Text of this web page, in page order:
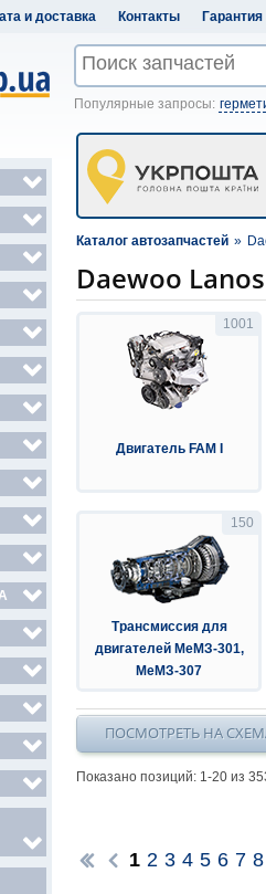
и доставка Контакты Гарантия
Популярные запросы:
Каталог автозапчастей »
Daewoo Lanos
1001
Двигатель FAM I
150
Трансмиссия для
двигателей МеМЗ-301,
МеМЗ-307
ПОСМОТРЕТЬ НА
Показано позиций: 1-20 из
1 2 3 4 5 6 7 8